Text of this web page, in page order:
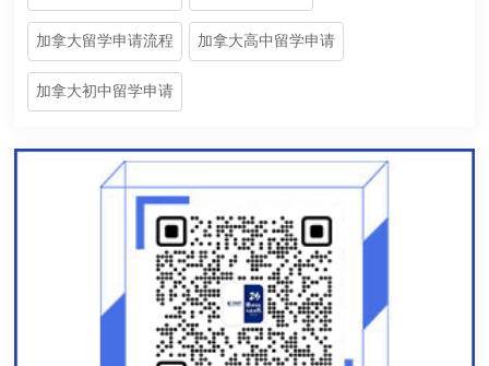
加拿大留学申请流程 加拿大高中留学申请
加拿大初中留学申请